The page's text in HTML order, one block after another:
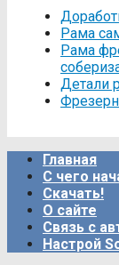
Рама
Рама
Детали
Главная
С чего
Скачать!
О сайте
Связь с
Настрой